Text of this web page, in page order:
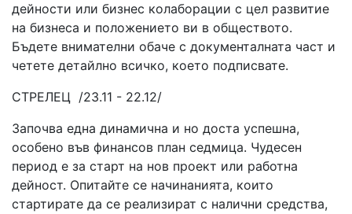
дейности или бизнес колаборации с цел развитие
на бизнеса и положението ви в обществото.
Бъдете внимателни обаче с документалната част и
четете детайлно всичко, което подписвате.
СТРЕЛЕЦ /23.11 - 22.12/
Започва една динамична и но доста успешна,
особено във финансов план седмица. Чудесен
период е за старт на нов проект или работна
дейност. Опитайте се начинанията, които
стартирате да се реализират с налични средства,